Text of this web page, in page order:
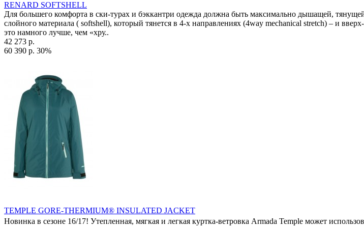
RENARD SOFTSHELL
Для большего комфорта в ски-турах и бэккантри одежда должна быть максимально дышащей,
слойного материала ( softshell), который тянется в 4-х направлениях (4way mechanical stretch) – и
это намного лучше, чем «хру..
42 273 р.
60 390 р. 30%
TEMPLE GORE-THERMIUM® INSULATED JACKET
Новинка в сезоне 16/17! Утепленная, мягкая и легкая куртка-ветровка Armada Temple может